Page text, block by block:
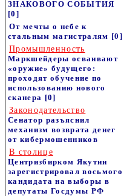
ЗНАКОВОГО СОБЫТИЯ
[0]
От мечты о небе к
стальным магистралям [0]
Промышленность
Маркшейдеры осваивают
«оружие» будущего:
проходят обучение по
использованию нового
сканера [0]
Законодательство
Сенатор разъяснил
механизм возврата денег
от кибермошенников
В столице
Центризбирком Якутии
зарегистрировал восьмого
кандидата на выборы в
депутаты Госдумы РФ